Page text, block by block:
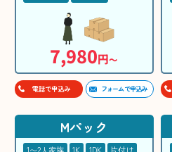
7,980円〜
電話で申込み フォームで申込み
Mパック
1〜2人家族 1K 1DK
片付け